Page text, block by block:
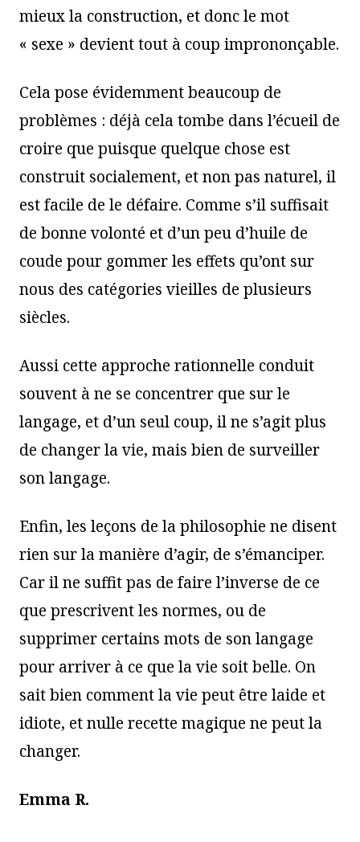
mieux la construction, et donc le mot
« sexe » devient tout à coup imprononçable.
Cela pose évidemment beaucoup de
problèmes : déjà cela tombe dans l’écueil de
croire que puisque quelque chose est
construit socialement, et non pas naturel, il
est facile de le défaire. Comme s’il suffisait
de bonne volonté et d’un peu d’huile de
coude pour gommer les effets qu’ont sur
nous des catégories vieilles de plusieurs
siècles.
Aussi cette approche rationnelle conduit
souvent à ne se concentrer que sur le
langage, et d’un seul coup, il ne s’agit plus
de changer la vie, mais bien de surveiller
son langage.
Enfin, les leçons de la philosophie ne disent
rien sur la manière d’agir, de s’émanciper.
Car il ne suffit pas de faire l’inverse de ce
que prescrivent les normes, ou de
supprimer certains mots de son langage
pour arriver à ce que la vie soit belle. On
sait bien comment la vie peut être laide et
idiote, et nulle recette magique ne peut la
changer.
Emma R.